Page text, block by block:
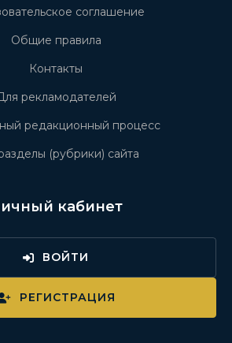
соглашение
Общие правила
Контакты
рекламодателей
редакционный процесс
(рубрики) сайта
кабинет
ВОЙТИ
РЕГИСТРАЦИЯ